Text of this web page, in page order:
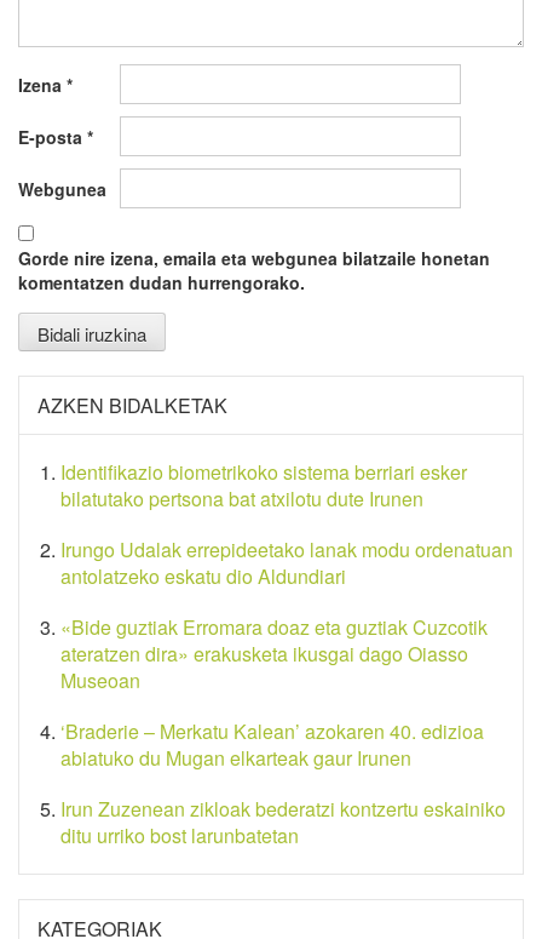
Izena *
E-posta *
Webgunea
Gorde nire izena, emaila eta webgunea bilatzaile honetan
komentatzen dudan hurrengorako.
AZKEN BIDALKETAK
Identifikazio biometrikoko sistema berriari esker
bilatutako pertsona bat atxilotu dute Irunen
Irungo Udalak errepideetako lanak modu ordenatuan
antolatzeko eskatu dio Aldundiari
«Bide guztiak Erromara doaz eta guztiak Cuzcotik
ateratzen dira» erakusketa ikusgai dago Oiasso
Museoan
‘Braderie – Merkatu Kalean’ azokaren 40. edizioa
abiatuko du Mugan elkarteak gaur Irunen
Irun Zuzenean zikloak bederatzi kontzertu eskainiko
ditu urriko bost larunbatetan
KATEGORIAK